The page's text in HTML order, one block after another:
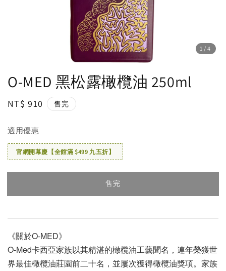
1 /4
O-MED 黑松露橄欖油 250ml
Regular
NT$ 910 售完
適用優惠
官網開幕慶【全館滿 $499 九五折】
售完
《關於O-MED》
O-Med卡西亞家族以其精湛的橄欖油工藝聞名，連年榮獲世
界最佳橄欖油莊園前二十名，並屢次獲得橄欖油獎項。家族